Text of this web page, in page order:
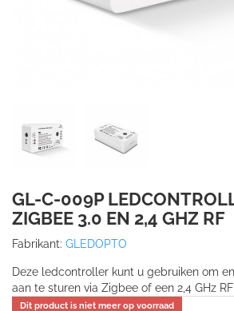
GL-C-009P
ZIGBEE 3.0 EN 2,4 GHZ RF
Fabrikant: GLEDOPTO
Deze ledcontroller kunt u gebruiken om
aan te sturen via Zigbee of een 2,4 GHz
Dit product is niet meer op voorraad